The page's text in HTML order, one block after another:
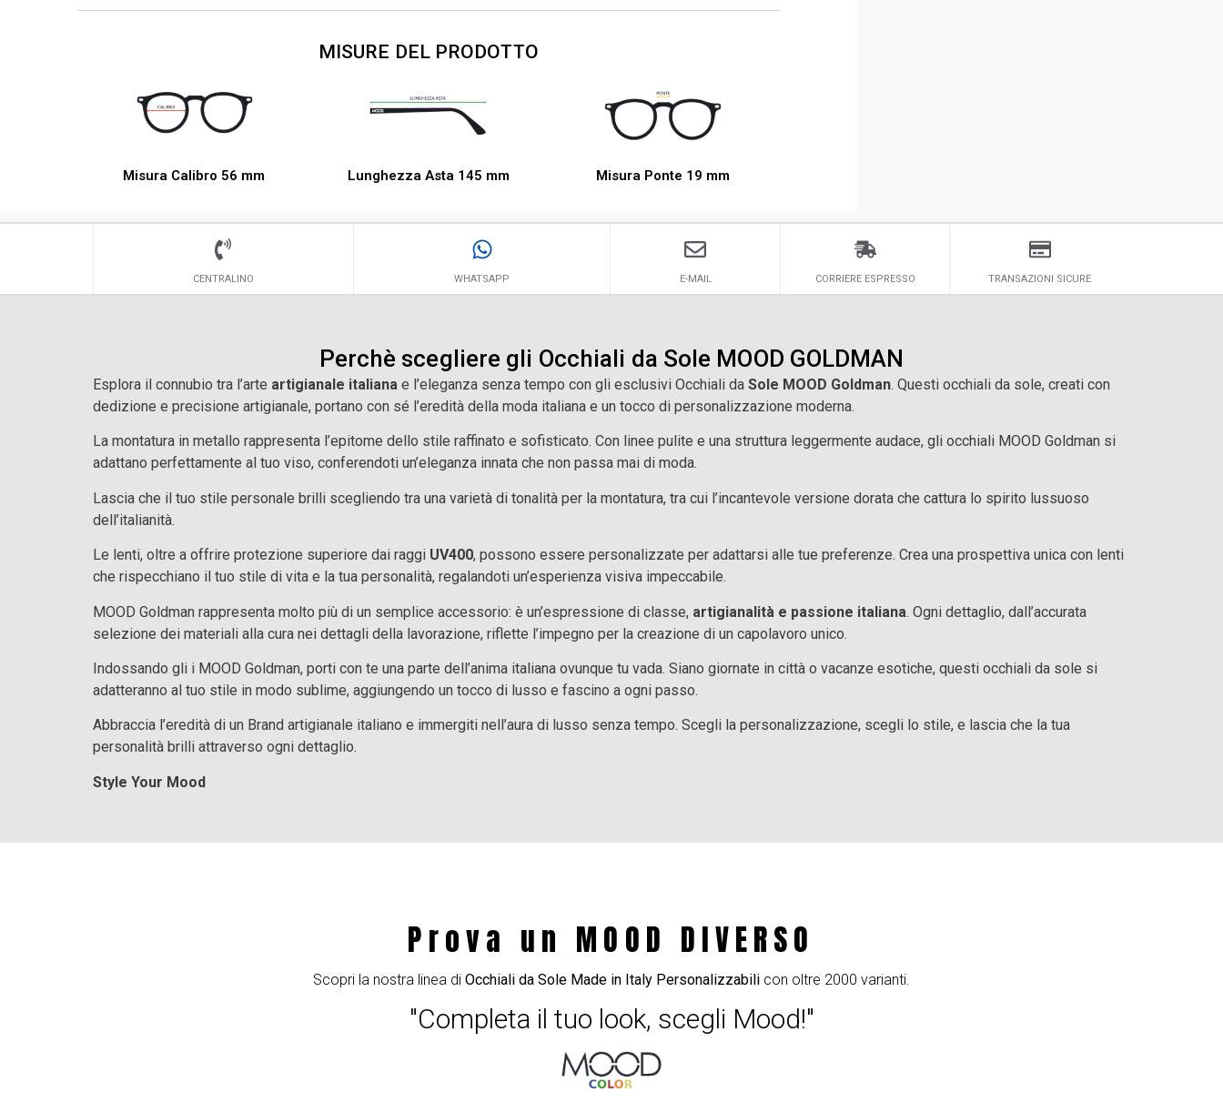
MISURE DEL PRODOTTO
Misura Calibro 56 mm Lunghezza Asta 145 mm Misura Ponte 19 mm
CENTRALINO WHATSAPP E-MAIL CORRIERE ESPRESSO TRANSAZIONI SICURE
Perchè scegliere gli Occhiali da Sole MOOD GOLDMAN
Esplora il connubio tra l’arte artigianale italiana e l’eleganza senza tempo con gli esclusivi Occhiali da Sole MOOD Goldman. Questi occhiali da sole, creati con
dedizione e precisione artigianale, portano con sé l’eredità della moda italiana e un tocco di personalizzazione moderna.
La montatura in metallo rappresenta l’epitome dello stile raffinato e sofisticato. Con linee pulite e una struttura leggermente audace, gli occhiali MOOD Goldman si
adattano perfettamente al tuo viso, conferendoti un’eleganza innata che non passa mai di moda.
Lascia che il tuo stile personale brilli scegliendo tra una varietà di tonalità per la montatura, tra cui l’incantevole versione dorata che cattura lo spirito lussuoso
dell’italianità.
Le lenti, oltre a offrire protezione superiore dai raggi UV400, possono essere personalizzate per adattarsi alle tue preferenze. Crea una prospettiva unica con lenti
che rispecchiano il tuo stile di vita e la tua personalità, regalandoti un’esperienza visiva impeccabile.
MOOD Goldman rappresenta molto più di un semplice accessorio: è un’espressione di classe, artigianalità e passione italiana. Ogni dettaglio, dall’accurata
selezione dei materiali alla cura nei dettagli della lavorazione, riflette l’impegno per la creazione di un capolavoro unico.
Indossando gli i MOOD Goldman, porti con te una parte dell’anima italiana ovunque tu vada. Siano giornate in città o vacanze esotiche, questi occhiali da sole si
adatteranno al tuo stile in modo sublime, aggiungendo un tocco di lusso e fascino a ogni passo.
Abbraccia l’eredità di un Brand artigianale italiano e immergiti nell’aura di lusso senza tempo. Scegli la personalizzazione, scegli lo stile, e lascia che la tua
personalità brilli attraverso ogni dettaglio.
Style Your Mood
Prova un MOOD DIVERSO
Scopri la nostra linea di Occhiali da Sole Made in Italy Personalizzabili con oltre 2000 varianti.
"Completa il tuo look, scegli Mood!"